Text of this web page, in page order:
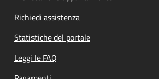
Richiedi assistenza
Statistiche del portale
Leggi le FAQ